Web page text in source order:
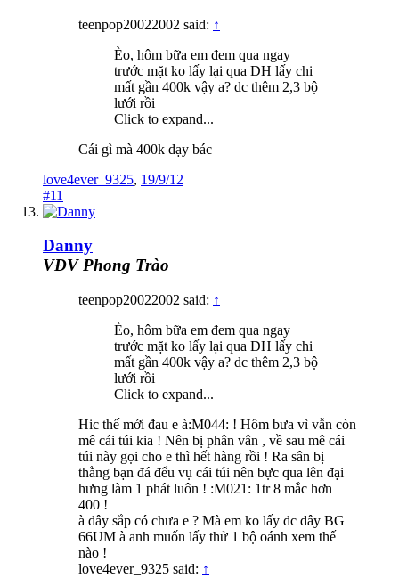
teenpop20022002 said: ↑
Èo, hôm bữa em đem qua ngay
trước mặt ko lấy lại qua DH lấy chi
mất gần 400k vậy a? dc thêm 2,3 bộ
lưới rồi
Click to expand...
Cái gì mà 400k dạy bác
love4ever_9325, 19/9/12
#11
Danny
VĐV Phong Trào
teenpop20022002 said: ↑
Èo, hôm bữa em đem qua ngay
trước mặt ko lấy lại qua DH lấy chi
mất gần 400k vậy a? dc thêm 2,3 bộ
lưới rồi
Click to expand...
Hic thế mới đau e à:M044: ! Hôm bưa vì vẫn còn
mê cái túi kia ! Nên bị phân vân , về sau mê cái
túi này gọi cho e thì hết hàng rồi ! Ra sân bị
thằng bạn đá đểu vụ cái túi nên bực qua lên đại
hưng làm 1 phát luôn ! :M021: 1tr 8 mắc hơn
400 !
à dây sắp có chưa e ? Mà em ko lấy dc dây BG
66UM à anh muốn lấy thử 1 bộ oánh xem thế
nào !
love4ever_9325 said: ↑